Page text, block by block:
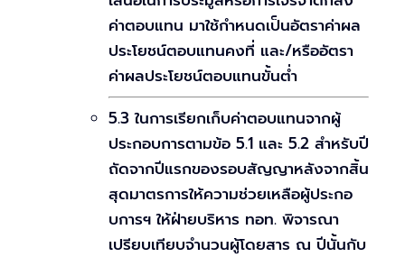
ค่าตอบแทน มาใช้กำหนดเป็นอัตราค่าผล
ประโยชน์ตอบแทนคงที่ และ/หรืออัตรา
ค่าผลประโยชน์ตอบแทนขั้นต่ำ
5.3 ในการเรียกเก็บค่าตอบแทนจากผู้
ประกอบการตามข้อ 5.1 และ 5.2 สำหรับปี
ถัดจากปีแรกของรอบสัญญาหลังจากสิ้น
สุดมาตรการให้ความช่วยเหลือผู้ประกอ
บการฯ ให้ฝ่ายบริหาร ทอท. พิจารณา
เปรียบเทียบจำนวนผู้โดยสาร ณ ปีนั้นกับ